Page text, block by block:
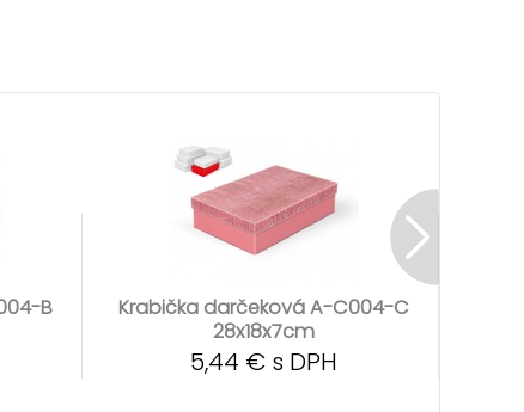
B
Krabička darčeková A-C004-C
28x18x7cm
5,44 € s DPH